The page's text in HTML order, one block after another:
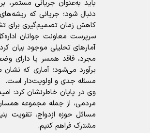
باید به‌عنوان جریانی
دنبال شود؛ جریانی که
کاهش زمان تصمیم‌گیری برای
سرپرست معاونت جوانان
آمارهای تحلیلی موجود بیان
برآورد می‌شود؛ آماری که
مسئله جدی و اولویت‌دار است.
وی در پایان خاطرنشان کرد:
مردمی، از جمله مجموعه
مسائل حوزه ازدواج، تقویت
مشترک فراهم کنیم.